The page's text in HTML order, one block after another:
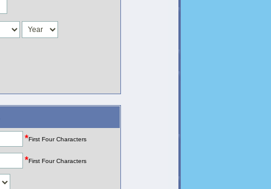
*First Four Characters
*First Four Characters